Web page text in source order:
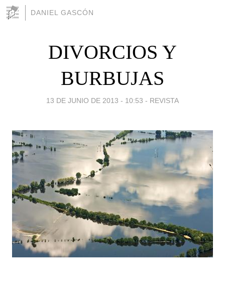
DANIEL GASCÓN
DIVORCIOS Y
BURBUJAS
13 DE JUNIO DE 2013 - 10:53 - REVISTA